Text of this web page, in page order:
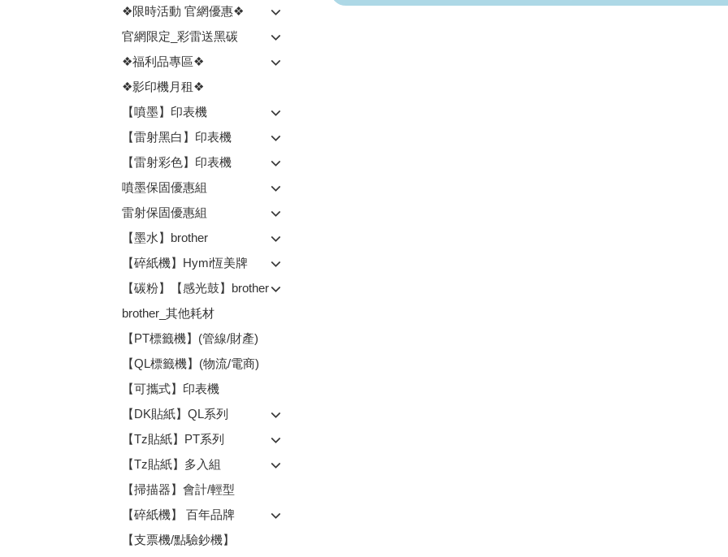
❖限時活動 官網優惠❖
官網限定_彩雷送黑碳
❖福利品專區❖
❖影印機月租❖
【噴墨】印表機
【雷射黑白】印表機
【雷射彩色】印表機
噴墨保固優惠組
雷射保固優惠組
【墨水】brother
【碎紙機】Hymi恆美牌
【碳粉】【感光鼓】brother
brother_其他耗材
【PT標籤機】(管線/財產)
【QL標籤機】(物流/電商)
【可攜式】印表機
【DK貼紙】QL系列
【Tz貼紙】PT系列
【Tz貼紙】多入組
【掃描器】會計/輕型
【碎紙機】 百年品牌
【支票機/點驗鈔機】